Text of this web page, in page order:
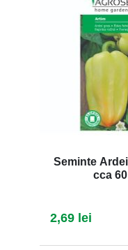
Seminte
cca
2,69 lei